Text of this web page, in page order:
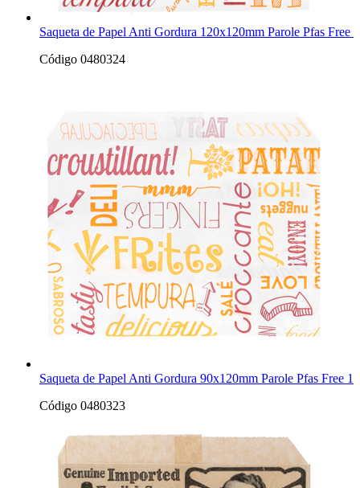
Saqueta de Papel Anti Gordura 120x120mm Parole Pfas Free
Código 0480324
Saqueta de Papel Anti Gordura 90x120mm Parole Pfas Free
Código 0480323